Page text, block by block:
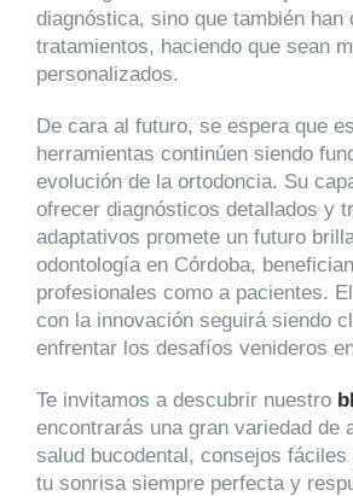
diagnóstica, sino que también han
tratamientos, haciendo que sean
personalizados.
De cara al futuro, se espera que
herramientas continúen siendo
evolución de la ortodoncia. Su
ofrecer diagnósticos detallados y
adaptativos promete un futuro
odontología en Córdoba,
profesionales como a pacientes.
con la innovación seguirá siendo
enfrentar los desafíos venideros
Te invitamos a descubrir nuestro
encontrarás una gran variedad de
salud bucodental, consejos fáciles
tu sonrisa siempre perfecta y